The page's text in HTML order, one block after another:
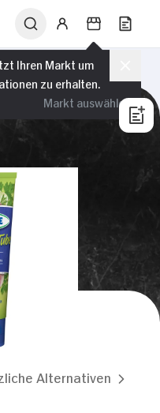
Ihren Markt um
zu erhalten.
Markt auswählen
Alternativen